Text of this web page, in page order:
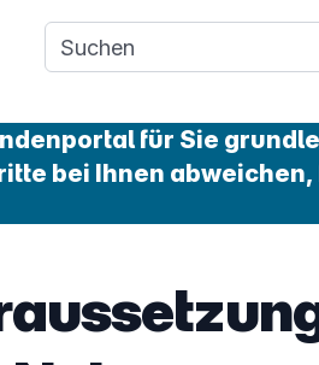
Suchanfrage
für Sie
bei Ihnen